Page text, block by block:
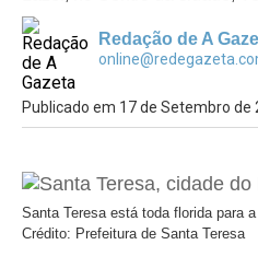
Redação de A
Publicado em 17 de Setembro de
Santa Teresa está toda florida para
Crédito: Prefeitura de Santa Teresa